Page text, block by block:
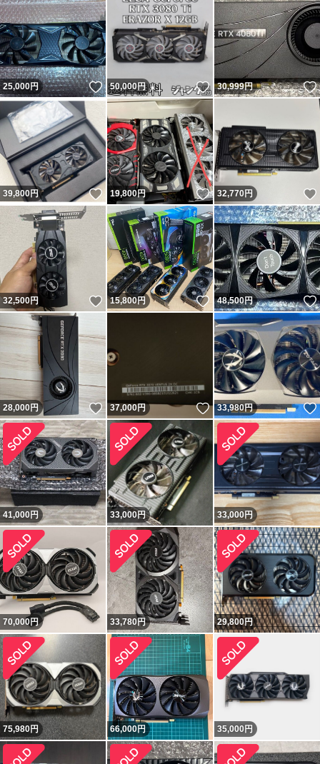
25,000円 いいね！
50,000円 いいね！
30,999円
39,800円 いいね！
19,800円 いいね！
32,770円
32,500円 いいね！
15,800円 いいね！
48,500円
28,000 円 いいね！
37,000円 いいね！
33,980円
41,000円 33,000円 33,000円
70,000円 33,780円 29,800円
75,980円 66,000円 35,000 円